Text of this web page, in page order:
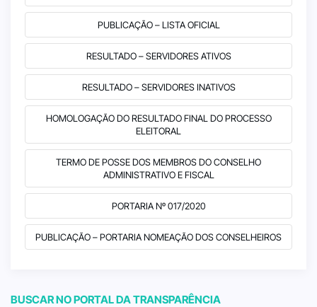
PUBLICAÇÃO – LISTA OFICIAL
RESULTADO – SERVIDORES ATIVOS
RESULTADO – SERVIDORES INATIVOS
HOMOLOGAÇÃO DO RESULTADO FINAL DO PROCESSO
ELEITORAL
TERMO DE POSSE DOS MEMBROS DO CONSELHO
ADMINISTRATIVO E FISCAL
PORTARIA Nº 017/2020
PUBLICAÇÃO – PORTARIA NOMEAÇÃO DOS CONSELHEIROS
BUSCAR NO PORTAL DA TRANSPARÊNCIA